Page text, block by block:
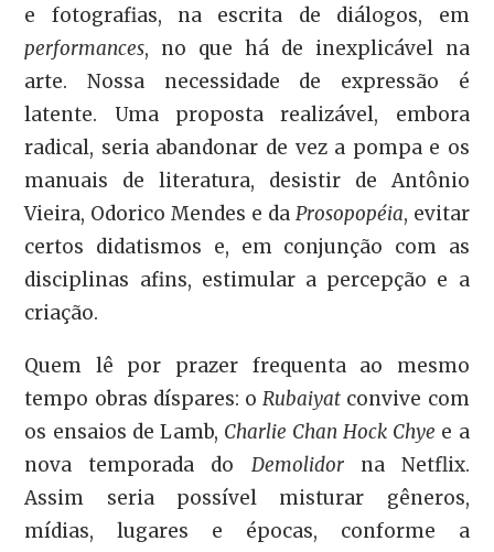
e fotografias, na escrita de diálogos, em
performances, no que há de inexplicável na
arte. Nossa necessidade de expressão é
latente. Uma proposta realizável, embora
radical, seria abandonar de vez a pompa e os
manuais de literatura, desistir de Antônio
Vieira, Odorico Mendes e da Prosopopéia, evitar
certos didatismos e, em conjunção com as
disciplinas afins, estimular a percepção e a
criação.
Quem lê por prazer frequenta ao mesmo
tempo obras díspares: oRubaiyat convive com
os ensaios de Lamb, Charlie Chan Hock Chye e a
nova temporada do Demolidor na Netflix.
Assim seria possível misturar gêneros,
mídias, lugares e épocas, conforme a